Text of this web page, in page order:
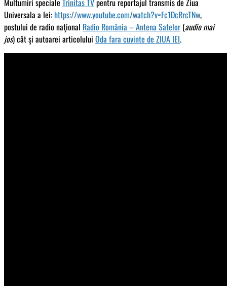
Universala a Iei: https://www.youtube.com/watch?v=Fc1DcRrcTNw,
postului de radio naţional Radio România – Antena Satelor (audio mai
jos) cât şi autoarei articolului Oda fara cuvinte de ZIUA IEI.